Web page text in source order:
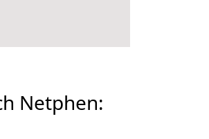
Netphen: